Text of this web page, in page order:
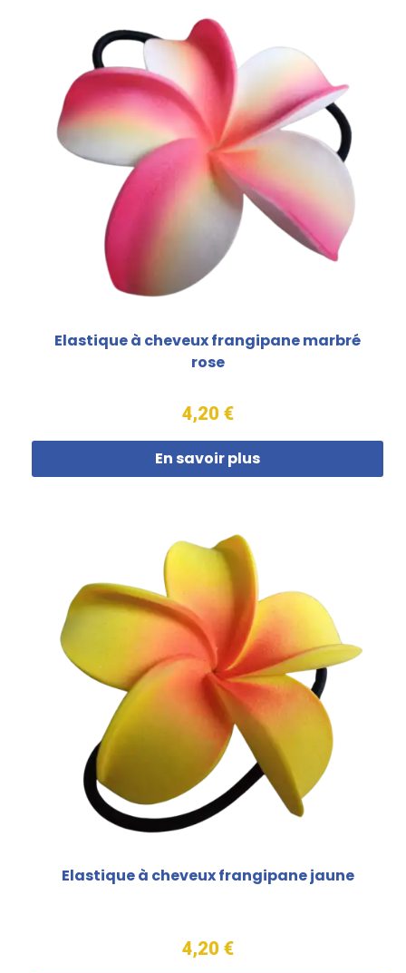
Elastique à cheveux frangipane marbré
rose
4,20 €
En savoir plus
Elastique à cheveux frangipane jaune
4,20 €